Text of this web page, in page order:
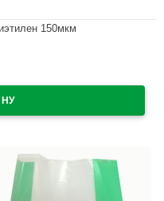
150мкм